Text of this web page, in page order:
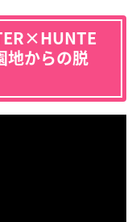
地からの脱